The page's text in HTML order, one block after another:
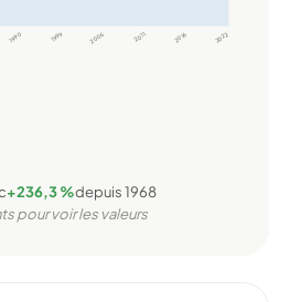
1990 1999 2006 2011 2016 2022
+236,3 %depuis 1968
pour voir les valeurs